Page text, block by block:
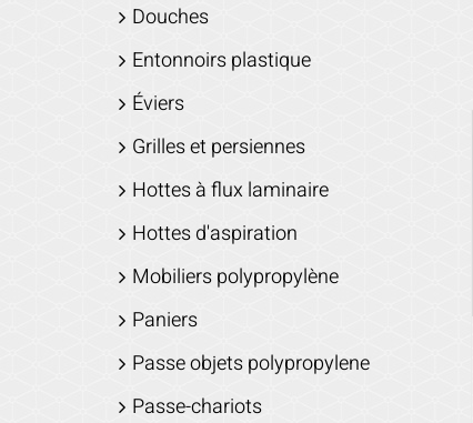
Douches
Entonnoirs plastique
Éviers
Grilles et persiennes
Hottes à flux laminaire
Hottes d'aspiration
Mobiliers polypropylène
Paniers
Passe objets polypropylene
Passe-chariots